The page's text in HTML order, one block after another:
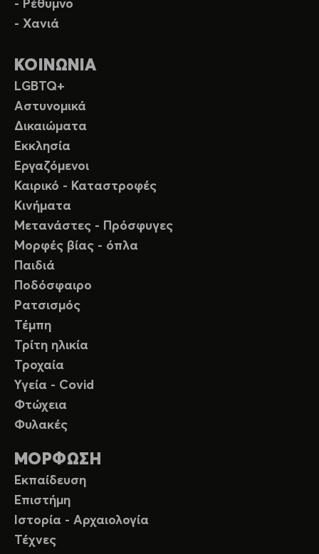
- Ρέθυμνο
- Χανιά
ΚΟΙΝΩΝΙΑ
LGBTQ+
Αστυνομικά
Δικαιώματα
Εκκλησία
Εργαζόμενοι
Καιρικό - Καταστροφές
Κινήματα
Μετανάστες - Πρόσφυγες
Μορφές βίας - όπλα
Παιδιά
Ποδόσφαιρο
Ρατσισμός
Τέμπη
Τρίτη ηλικία
Τροχαία
Υγεία - Covid
Φτώχεια
Φυλακές
ΜΟΡΦΩΣΗ
Εκπαίδευση
Επιστήμη
Ιστορία - Αρχαιολογία
Τέχνες